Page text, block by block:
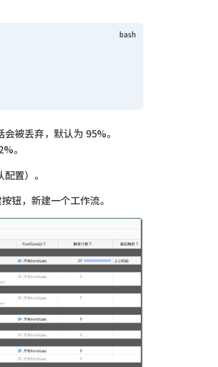
被丢弃，默认为 95%。
。
置）。
，新建一个工作流。